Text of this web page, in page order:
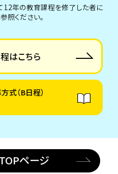
12年の教育課程を修了した者に
照ください。
はこちら
式（B日程）
ページ